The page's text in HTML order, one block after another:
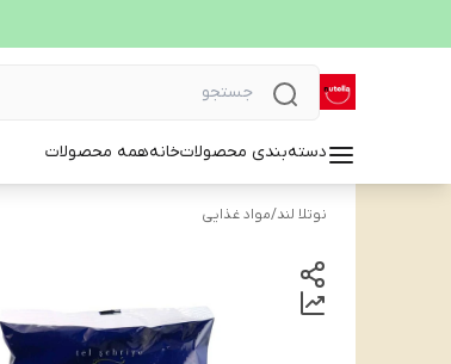
دسته‌بندی محصولاتخانههمه محصولات
نوتلا لند/مواد غذایی